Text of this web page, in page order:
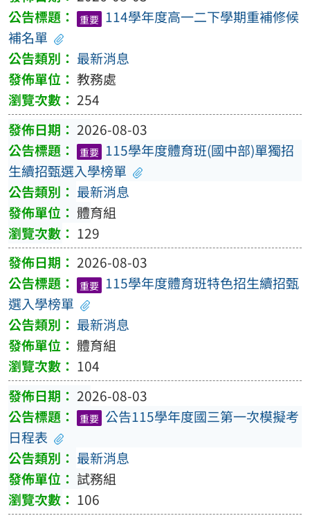
重要 114學年度高一二下學期重補修候
補名單
最新消息
教務處
254
2026-08-03
重要 115學年度體育班(國中部)單獨招
生續招甄選入學榜單
最新消息
體育組
129
2026-08-03
重要 115學年度體育班特色招生續招甄
選入學榜單
最新消息
體育組
104
2026-08-03
重要 公告115學年度國三第一次模擬考
日程表
最新消息
試務組
106